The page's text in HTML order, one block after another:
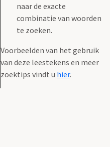
naar de exacte
combinatie van woorden
te zoeken.
Voorbeelden van het gebruik
van deze leestekens en meer
zoektips vindt u hier.